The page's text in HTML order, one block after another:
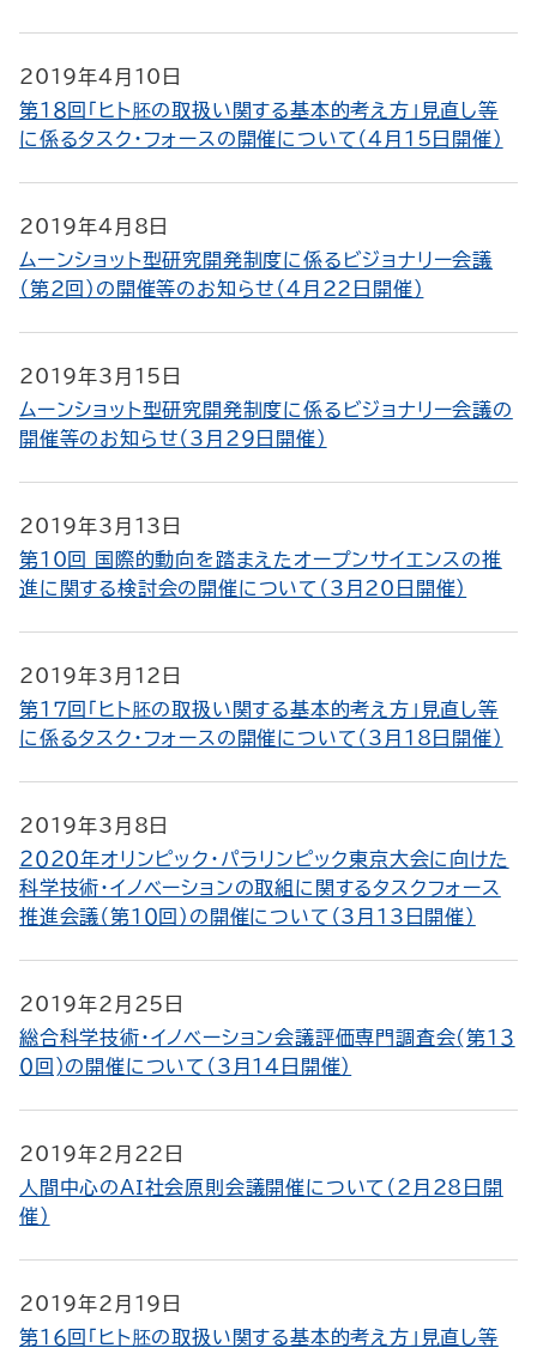
2019年4月10日
第１８回「ヒト胚の取扱い関する基本的考え方」見直し等
に係るタスク・フォースの開催について（4月15日開催）
2019年4月8日
ムーンショット型研究開発制度に係るビジョナリー会議
（第2回）の開催等のお知らせ（4月22日開催）
2019年3月15日
ムーンショット型研究開発制度に係るビジョナリー会議の
開催等のお知らせ（3月29日開催）
2019年3月13日
第10回 国際的動向を踏まえたオープンサイエンスの推
進に関する検討会の開催について（3月20日開催）
2019年3月12日
第１７回「ヒト胚の取扱い関する基本的考え方」見直し等
に係るタスク・フォースの開催について（3月18日開催）
2019年3月8日
２０２０年オリンピック・パラリンピック東京大会に向けた
科学技術・イノベーションの取組に関するタスクフォース
推進会議（第１０回）の開催について（3月13日開催）
2019年2月25日
総合科学技術・イノベーション会議評価専門調査会(第１３
０回)の開催について（3月14日開催）
2019年2月22日
人間中心のＡＩ社会原則会議開催について（2月28日開
催）
2019年2月19日
第１６回「ヒト胚の取扱い関する基本的考え方」見直し等